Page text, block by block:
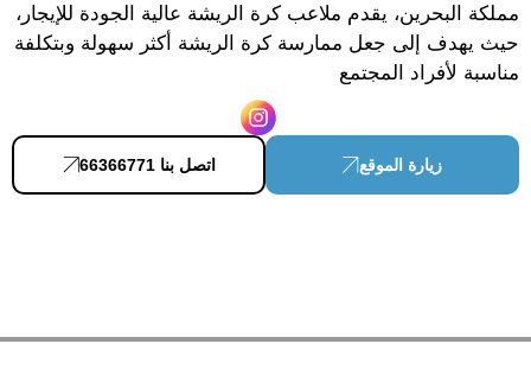
مملكة البحرين، يقدم ملاعب كرة الريشة عالية الجودة للإيجار،
حيث يهدف إلى جعل ممارسة كرة الريشة أكثر سهولة وبتكلفة
مناسبة لأفراد المجتمع
اتصل بنا 66366771 زيارة الموقع